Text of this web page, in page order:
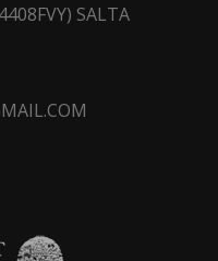
SALTA